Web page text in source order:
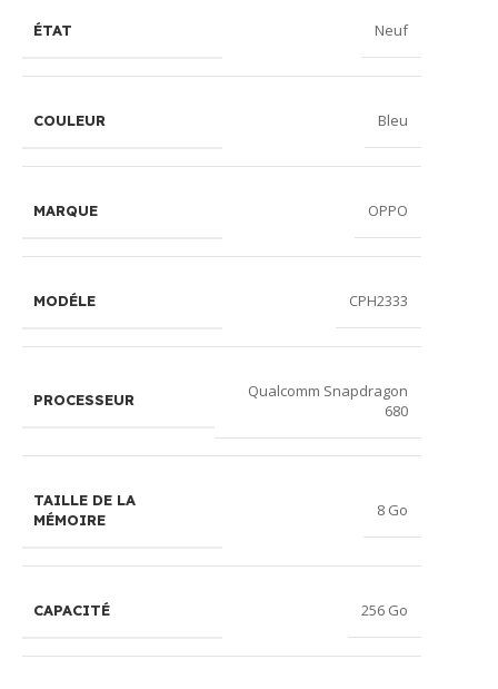
ÉTAT Neuf
COULEUR Bleu
MARQUE OPPO
MODÉLE CPH2333
PROCESSEUR
Qualcomm Snapdragon
680
TAILLE DE LA
MÉMOIRE
8 Go
CAPACITÉ 256 Go